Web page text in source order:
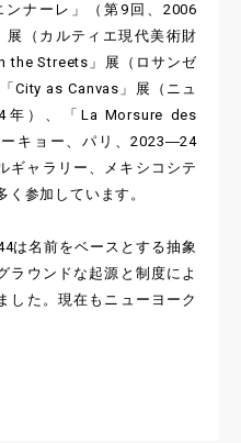
ナーレ」（第9回、2006
（カルティエ現代美術財
the Streets」展（ロサンゼ
City as Canvas」展（ニュ
）、「La Morsure des
キョー、パリ、2023―24
ギャラリー、メキシコシテ
く参加しています。
は名前をベースとする抽象
ラウンドな起源と制度によ
した。現在もニューヨーク